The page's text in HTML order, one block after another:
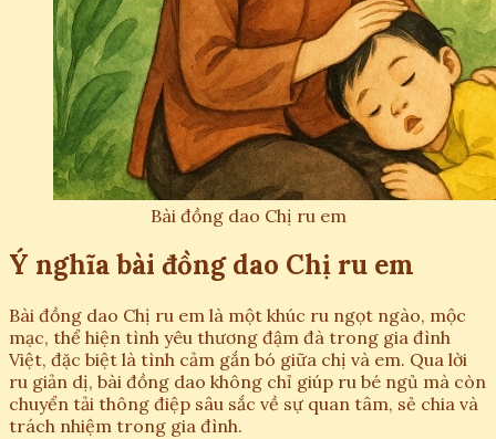
Bài đồng dao Chị ru em
Ý nghĩa bài đồng dao Chị ru em
Bài đồng dao Chị ru em là một khúc ru ngọt ngào, mộc
mạc, thể hiện tình yêu thương đậm đà trong gia đình
Việt, đặc biệt là tình cảm gắn bó giữa chị và em. Qua lời
ru giản dị, bài đồng dao không chỉ giúp ru bé ngủ mà còn
chuyển tải thông điệp sâu sắc về sự quan tâm, sẻ chia và
trách nhiệm trong gia đình.